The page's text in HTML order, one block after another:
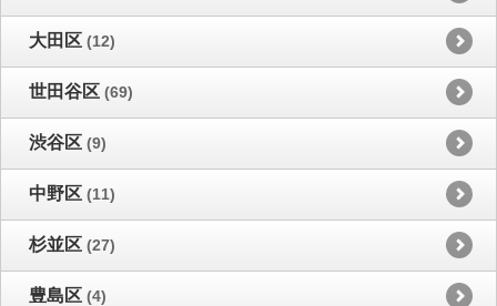
大田区 (12)
世田谷区 (69)
渋谷区 (9)
中野区 (11)
杉並区 (27)
豊島区 (4)